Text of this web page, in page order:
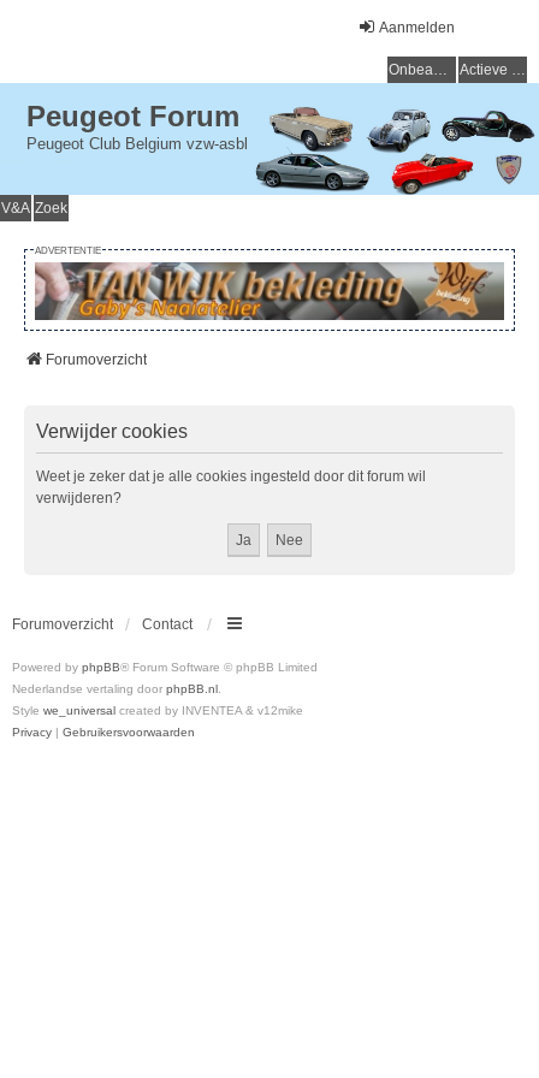
Aanmelden
Onbeantwoorde onderwerpen Actieve onderwerpen
Peugeot Forum
Peugeot Club Belgium vzw-asbl
V&A Zoek
ADVERTENTIE
Forumoverzicht
Verwijder cookies
Weet je zeker dat je alle cookies ingesteld door dit forum wil
verwijderen?
Forumoverzicht Contact
Powered by phpBB® Forum Software © phpBB Limited
Nederlandse vertaling door phpBB.nl.
Style we_universal created by INVENTEA & v12mike
Privacy | Gebruikersvoorwaarden